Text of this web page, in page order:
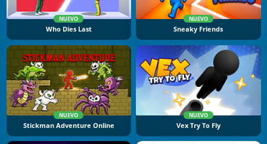
NUEVO
Who Dies Last
NUEVO
Sneaky Friends
NUEVO
Stickman Adventure Online
NUEVO
Vex Try To Fly